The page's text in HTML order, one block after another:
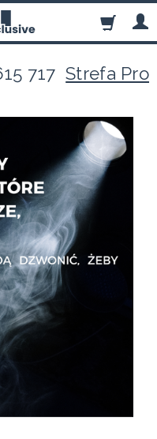
717Strefa Pro